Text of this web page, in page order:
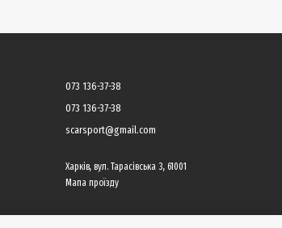
073 136-37-38
073 136-37-38
scarsport@gmail.com
Харків, вул. Тарасівська 3, 61001
Мапа проїзду